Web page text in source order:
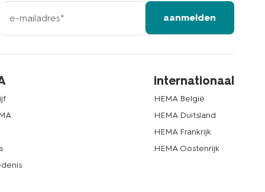
e-
mailadres
aanmelden
internationaal
HEMA België
HEMA Duitsland
HEMA Frankrijk
HEMA Oostenrijk